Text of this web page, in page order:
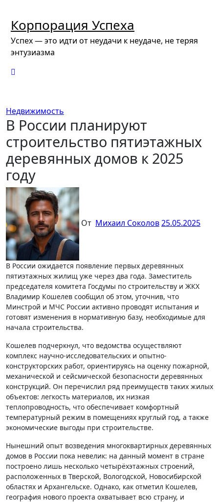
содержимому
Корпорация Успеха
Успех — это идти от неудачи к неудаче, не теряя
энтузиазма
Недвижимость
В России планируют
строительство пятиэтажных
деревянных домов к 2025
году
От Михаил Соколов25.05.2025
В России ожидается появление первых деревянных
пятиэтажных жилищ уже через два года. Заместитель
председателя комитета Госдумы по строительству и ЖКХ
Владимир Кошелев сообщил об этом, уточнив, что
Минстрой и МЧС России активно проводят испытания и
готовят изменения в нормативную базу, необходимые для
начала строительства.
Кошелев подчеркнул, что ведомства осуществляют
комплекс научно-исследовательских и опытно-
конструкторских работ, ориентируясь на оценку пожарной,
механической и сейсмической безопасности деревянных
конструкций. Он перечислил ряд преимуществ таких жилых
объектов: легкость материалов, их низкая
теплопроводность, что обеспечивает комфортный
температурный режим в помещениях круглый год, а также
экономические выгоды при строительстве.
Нынешний опыт возведения многоквартирных деревянных
домов в России пока невелик: на данный момент в стране
построено лишь несколько четырёхэтажных строений,
расположенных в Тверской, Вологодской, Новосибирской
областях и Архангельске. Однако, как отметил Кошелев,
география нового проекта охватывает всю страну, и